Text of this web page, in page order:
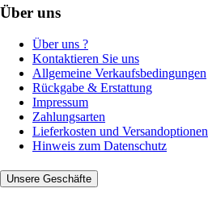
Über uns
Über uns ?
Kontaktieren Sie uns
Allgemeine Verkaufsbedingungen
Rückgabe & Erstattung
Impressum
Zahlungsarten
Lieferkosten und Versandoptionen
Hinweis zum Datenschutz
Unsere Geschäfte